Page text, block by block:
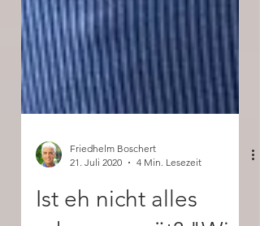
Friedhelm Boschert
21. Juli 2020
4 Min. Lesezeit